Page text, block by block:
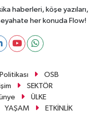
haberleri, köşe yazıları,
her konuda Flow!
OSB
SEKTÖR
ÜLKE
YAŞAM ETKİNLİK